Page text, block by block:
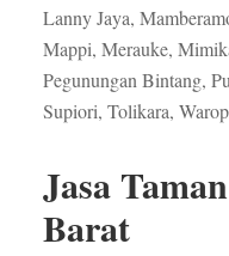
Lanny Jaya,
Mappi, Merauke,
Pegunungan Bintang,
Supiori, Tolikara,
Jasa
Barat